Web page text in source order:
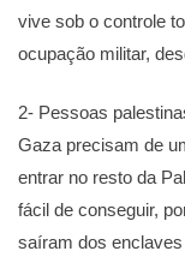
vive sob o controle
ocupação militar,
2- Pessoas
Gaza precisam de
entrar no resto da
fácil de conseguir,
saíram dos